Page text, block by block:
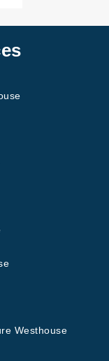
Westhouse